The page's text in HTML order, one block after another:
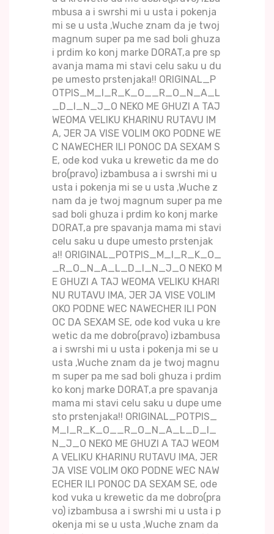
mbusa a i swrshi mi u usta i pokenja
mi se u usta ,Wuche znam da je twoj
magnum super pa me sad boli ghuza
i prdim ko konj marke DORAT,a pre sp
avanja mama mi stavi celu saku u du
pe umesto prstenjaka!! ORIGINAL_P
OTPIS_M_I_R_K_O__R_O_N_A_L
_D_I_N_J_O NEKO ME GHUZI A TAJ
WEOMA VELIKU KHARINU RUTAVU IM
A, JER JA VISE VOLIM OKO PODNE WE
C NAWECHER ILI PONOC DA SEXAM S
E, ode kod vuka u krewetic da me do
bro(pravo) izbambusa a i swrshi mi u
usta i pokenja mi se u usta ,Wuche z
nam da je twoj magnum super pa me
sad boli ghuza i prdim ko konj marke
DORAT,a pre spavanja mama mi stavi
celu saku u dupe umesto prstenjak
a!! ORIGINAL_POTPIS_M_I_R_K_O_
_R_O_N_A_L_D_I_N_J_O NEKO M
E GHUZI A TAJ WEOMA VELIKU KHARI
NU RUTAVU IMA, JER JA VISE VOLIM
OKO PODNE WEC NAWECHER ILI PON
OC DA SEXAM SE, ode kod vuka u kre
wetic da me dobro(pravo) izbambusa
a i swrshi mi u usta i pokenja mi se u
usta ,Wuche znam da je twoj magnu
m super pa me sad boli ghuza i prdim
ko konj marke DORAT,a pre spavanja
mama mi stavi celu saku u dupe ume
sto prstenjaka!! ORIGINAL_POTPIS_
M_I_R_K_O__R_O_N_A_L_D_I_
N_J_O NEKO ME GHUZI A TAJ WEOM
A VELIKU KHARINU RUTAVU IMA, JER
JA VISE VOLIM OKO PODNE WEC NAW
ECHER ILI PONOC DA SEXAM SE, ode
kod vuka u krewetic da me dobro(pra
vo) izbambusa a i swrshi mi u usta i p
okenja mi se u usta ,Wuche znam da